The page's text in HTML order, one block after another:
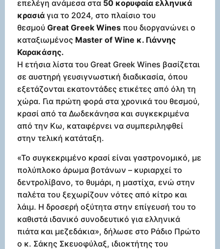
επελέγη ανάμεσα στα 50 κορυφαία ελληνικά
κρασιά για το 2024, στο πλαίσιο του
θεσμού Great Greek Wines που διοργανώνει ο
καταξιωμένος Master of Wine κ. Γιάννης
Καρακάσης.
Η ετήσια λίστα του Great Greek Wines βασίζεται
σε αυστηρή γευσιγνωστική διαδικασία, όπου
εξετάζονται εκατοντάδες ετικέτες από όλη τη
χώρα. Για πρώτη φορά στα χρονικά του θεσμού,
κρασί από τα Δωδεκάνησα και συγκεκριμένα
από την Κω, καταφέρνει να συμπεριληφθεί
στην τελική κατάταξη.
«Το συγκεκριμένο κρασί είναι γαστρονομικό, με
πολύπλοκο άρωμα βοτάνων – κυριαρχεί το
δεντρολίβανο, το θυμάρι, η μαστίχα, ενώ στην
παλέτα του ξεχωρίζουν νότες από κίτρο και
λάιμ. Η δροσερή οξύτητα στην επίγευσή του το
καθιστά ιδανικό συνοδευτικό για ελληνικά
πιάτα και μεζεδάκια», δήλωσε στο Ράδιο Πρώτο
ο κ. Σάκης Σκευοφύλαξ, ιδιοκτήτης του